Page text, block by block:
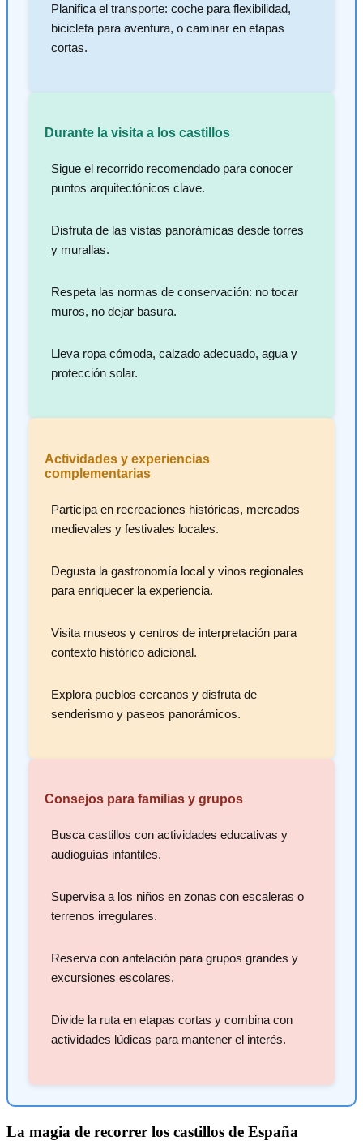
Planifica el transporte: coche para flexibilidad,
bicicleta para aventura, o caminar en etapas
cortas.
Durante la visita a los castillos
Sigue el recorrido recomendado para conocer
puntos arquitectónicos clave.
Disfruta de las vistas panorámicas desde torres
y murallas.
Respeta las normas de conservación: no tocar
muros, no dejar basura.
Lleva ropa cómoda, calzado adecuado, agua y
protección solar.
Actividades y experiencias
complementarias
Participa en recreaciones históricas, mercados
medievales y festivales locales.
Degusta la gastronomía local y vinos regionales
para enriquecer la experiencia.
Visita museos y centros de interpretación para
contexto histórico adicional.
Explora pueblos cercanos y disfruta de
senderismo y paseos panorámicos.
Consejos para familias y grupos
Busca castillos con actividades educativas y
audioguías infantiles.
Supervisa a los niños en zonas con escaleras o
terrenos irregulares.
Reserva con antelación para grupos grandes y
excursiones escolares.
Divide la ruta en etapas cortas y combina con
actividades lúdicas para mantener el interés.
La magia de recorrer los castillos de España